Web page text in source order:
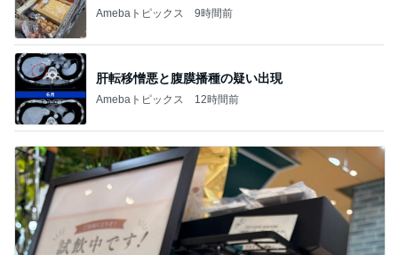
Amebaトピックス 9時間前
肝転移憎悪と腹膜播種の疑い出現
Amebaトピックス 12時間前